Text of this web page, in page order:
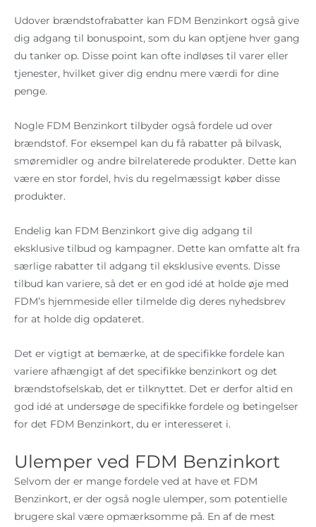
Udover brændstofrabatter kan FDM Benzinkort også give
dig adgang til bonuspoint, som du kan optjene hver gang
du tanker op. Disse point kan ofte indløses til varer eller
tjenester, hvilket giver dig endnu mere værdi for dine
penge.
Nogle FDM Benzinkort tilbyder også fordele ud over
brændstof. For eksempel kan du få rabatter på bilvask,
smøremidler og andre bilrelaterede produkter. Dette kan
være en stor fordel, hvis du regelmæssigt køber disse
produkter.
Endelig kan FDM Benzinkort give dig adgang til
eksklusive tilbud og kampagner. Dette kan omfatte alt fra
særlige rabatter til adgang til eksklusive events. Disse
tilbud kan variere, så det er en god idé at holde øje med
FDM’s hjemmeside eller tilmelde dig deres nyhedsbrev
for at holde dig opdateret.
Det er vigtigt at bemærke, at de specifikke fordele kan
variere afhængigt af det specifikke benzinkort og det
brændstofselskab, det er tilknyttet. Det er derfor altid en
god idé at undersøge de specifikke fordele og betingelser
for det FDM Benzinkort, du er interesseret i.
Ulemper ved FDM Benzinkort
Selvom der er mange fordele ved at have et FDM
Benzinkort, er der også nogle ulemper, som potentielle
brugere skal være opmærksomme på. En af de mest